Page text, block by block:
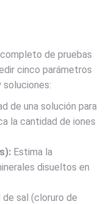
de pruebas
cinco parámetros
soluciones:
de una solución para
la cantidad de iones
Estima la
disueltos en
sal (cloruro de